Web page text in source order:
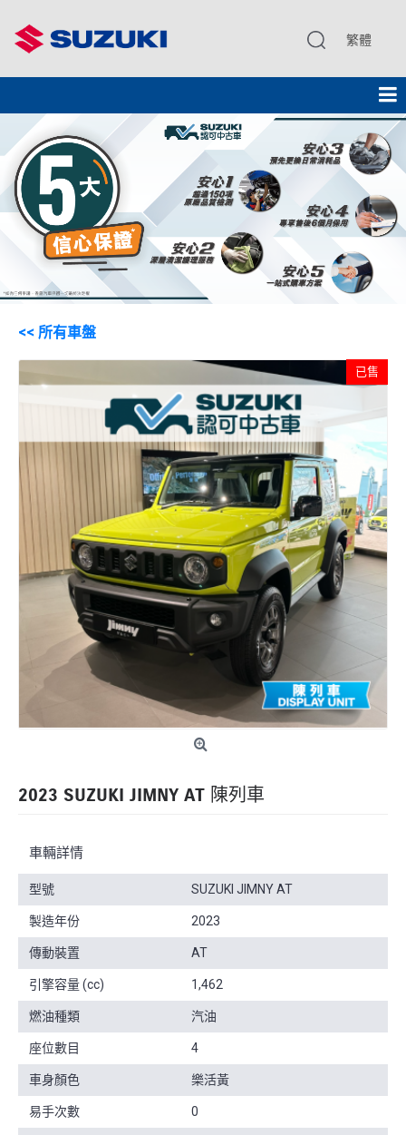
繁體
<< 所有車盤
已售
2023 SUZUKI JIMNY AT 陳列車
車輛詳情
型號 SUZUKI JIMNY AT
製造年份 2023
傳動裝置 AT
引擎容量 (cc) 1,462
燃油種類 汽油
座位數目 4
車身顏色 樂活黃
易手次數 0